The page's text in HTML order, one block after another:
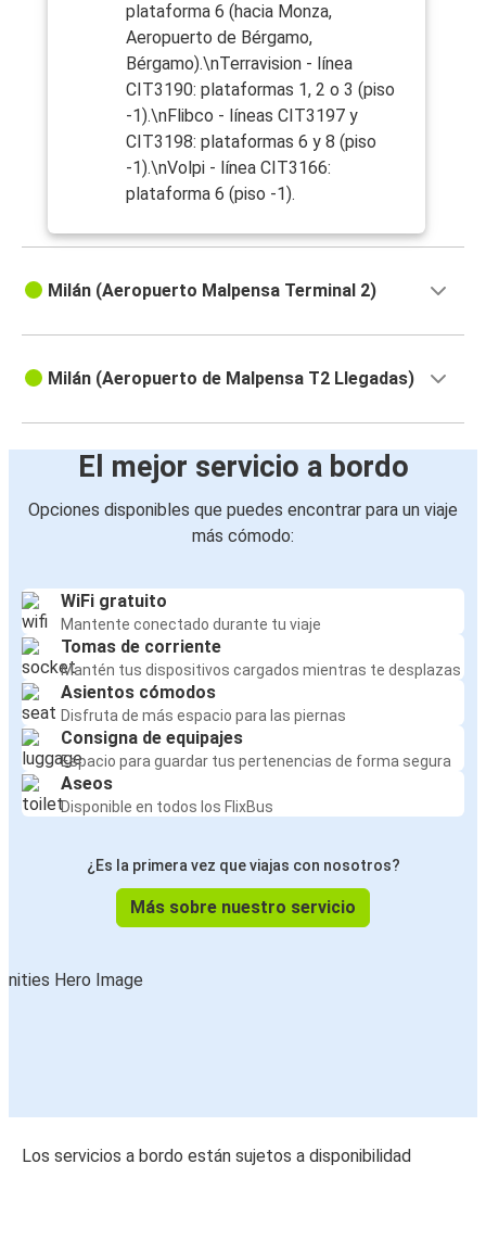
plataforma 6 (hacia Monza,
Aeropuerto de Bérgamo,
Bérgamo).\nTerravision - línea
CIT3190: plataformas 1, 2 o 3 (piso
-1).\nFlibco - líneas CIT3197 y
CIT3198: plataformas 6 y 8 (piso
-1).\nVolpi - línea CIT3166:
plataforma 6 (piso -1).
Milán (Aeropuerto Malpensa Terminal 2)
Milán (Aeropuerto de Malpensa T2 Llegadas)
El mejor servicio a bordo
Opciones disponibles que puedes encontrar para un viaje
más cómodo:
WiFi gratuito
Mantente conectado durante tu viaje
Tomas de corriente
Mantén tus dispositivos cargados mientras te desplazas
Asientos cómodos
Disfruta de más espacio para las piernas
Consigna de equipajes
Espacio para guardar tus pertenencias de forma segura
Aseos
Disponible en todos los FlixBus
¿Es la primera vez que viajas con nosotros?
Más sobre nuestro servicio
Los servicios a bordo están sujetos a disponibilidad